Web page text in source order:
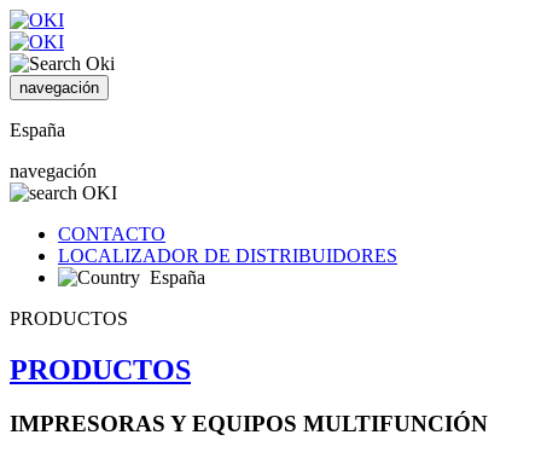
navegación
España
navegación
CONTACTO
LOCALIZADOR DE DISTRIBUIDORES
España
PRODUCTOS
PRODUCTOS
IMPRESORAS Y EQUIPOS MULTIFUNCIÓN